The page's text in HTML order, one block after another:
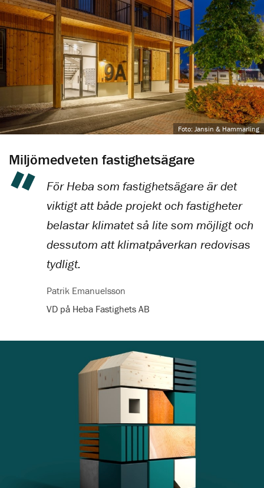
Foto: Jansin & Hammarling
Miljömedveten fastighetsägare
För Heba som fastighetsägare är det
viktigt att både projekt och fastigheter
belastar klimatet så lite som möjligt och
dessutom att klimatpåverkan redovisas
tydligt.
Patrik Emanuelsson
VD på Heba Fastighets AB